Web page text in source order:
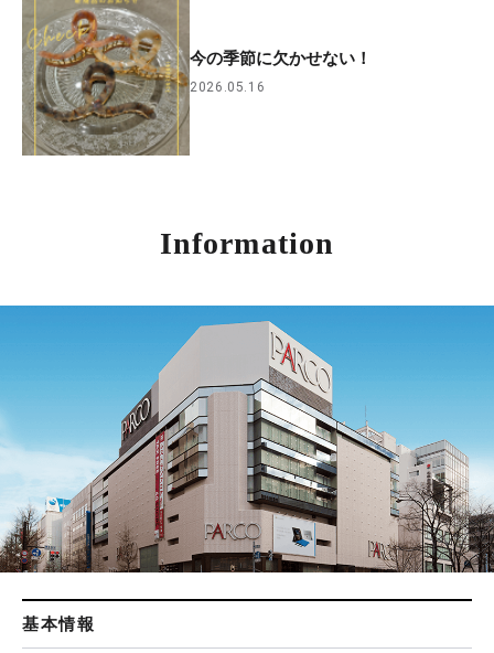
今の季節に欠かせない！
2026.05.16
Information
基本情報